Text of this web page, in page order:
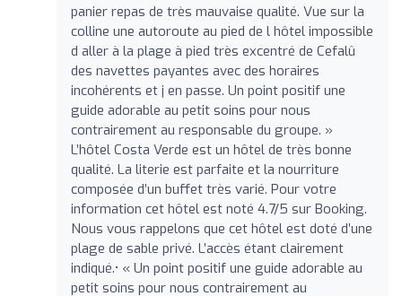
panier repas de très mauvaise qualité. Vue sur la
colline une autoroute au pied de l hôtel impossible
d aller à la plage à pied très excentré de Cefalû
des navettes payantes avec des horaires
incohérents et j en passe. Un point positif une
guide adorable au petit soins pour nous
contrairement au responsable du groupe. »
L’hôtel Costa Verde est un hôtel de très bonne
qualité. La literie est parfaite et la nourriture
composée d’un buffet très varié. Pour votre
information cet hôtel est noté 4.7/5 sur Booking.
Nous vous rappelons que cet hôtel est doté d’une
plage de sable privé. L’accès étant clairement
indiqué.• « Un point positif une guide adorable au
petit soins pour nous contrairement au